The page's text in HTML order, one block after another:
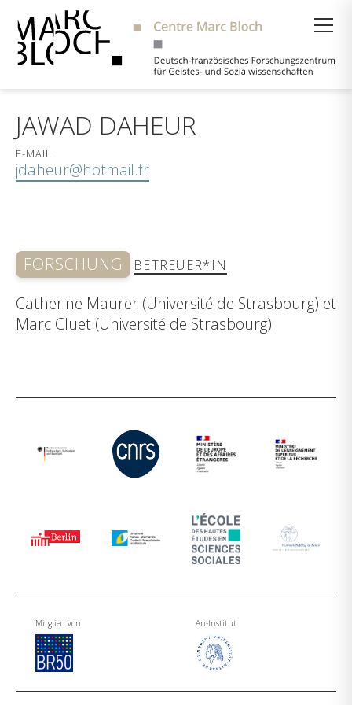
JAWAD DAHEUR
E-MAIL
jdaheur@hotmail.fr
FORSCHUNG BETREUER*IN
Catherine Maurer (Université de Strasbourg) et
Marc Cluet (Université de Strasbourg)
Mitglied von An-Institut